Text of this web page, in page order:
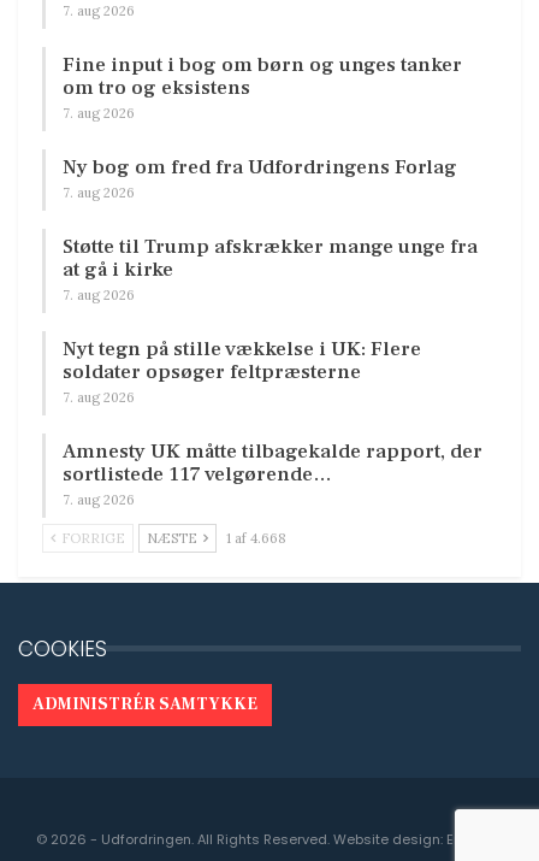
7. aug 2026
Fine input i bog om børn og unges tanker
om tro og eksistens
7. aug 2026
Ny bog om fred fra Udfordringens Forlag
7. aug 2026
Støtte til Trump afskrækker mange unge fra
at gå i kirke
7. aug 2026
Nyt tegn på stille vækkelse i UK: Flere
soldater opsøger feltpræsterne
7. aug 2026
Amnesty UK måtte tilbagekalde rapport, der
sortlistede 117 velgørende…
7. aug 2026
FORRIGE NÆSTE 1 af 4.668
COOKIES
ADMINISTRÉR SAMTYKKE
© 2026 - Udfordringen. All Rights Reserved.Website design: Engedal